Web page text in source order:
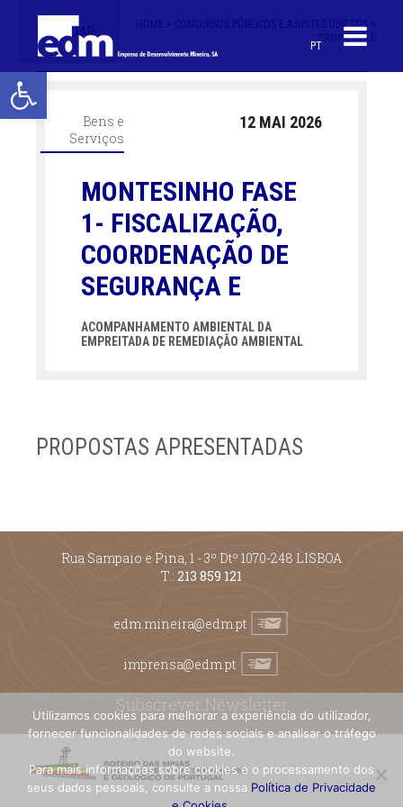
Open toolbar
PT
< VOLTAR
CONCURSOS PÚBLICOS E AJUSTES DIRETOS >
PROPOSTAS
Bens e
Serviços
12 MAI 2026
MONTESINHO FASE
1- FISCALIZAÇÃO,
COORDENAÇÃO DE
SEGURANÇA E
ACOMPANHAMENTO AMBIENTAL DA
EMPREITADA DE REMEDIAÇÃO AMBIENTAL
PROPOSTAS APRESENTADAS
Rua Sampaio e Pina, 1 - 3º Dtº 1070-248 LISBOA
T.: 213 859 121
edm.mineira@edm.pt
imprensa@edm.pt
Subscrever Newsletter
Utilizamos cookies para melhorar a experiência do utilizador,
fornecer funcionalidades de redes sociais e analisar o tráfego
do website.
Para mais informações sobre cookies e o processamento dos
seus dados pessoais, consulte a nossa Política de Privacidade